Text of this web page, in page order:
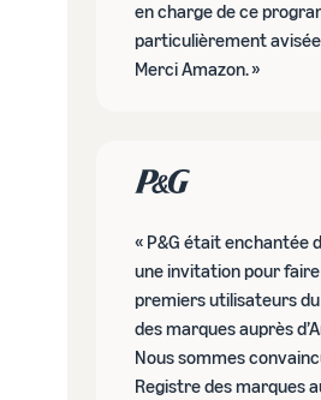
en charge de ce
particulièrement
Merci Amazon. »
« P&G était enchantée
une invitation pour
premiers utilisateurs
des marques auprès
Nous sommes
Registre des marques